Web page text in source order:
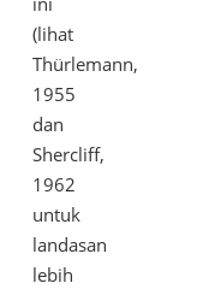
(lihat
Thürlemann,
1955
dan
Shercliff,
1962
untuk
landasan
lebih